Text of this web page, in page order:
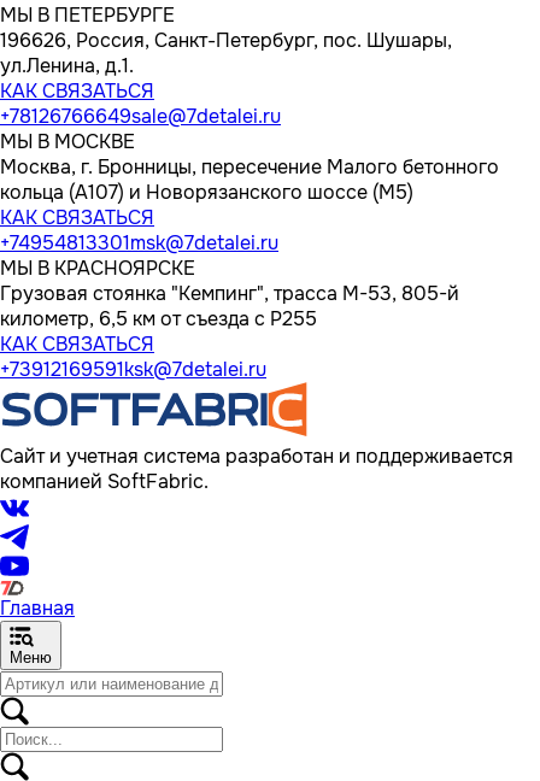
МЫ В ПЕТЕРБУРГЕ
196626, Россия, Санкт-Петербург, пос. Шушары,
ул.Ленина, д.1.
КАК СВЯЗАТЬСЯ
+78126766649sale@7detalei.ru
МЫ В МОСКВЕ
Москва, г. Бронницы, пересечение Малого бетонного
кольца (А107) и Новорязанского шоссе (М5)
КАК СВЯЗАТЬСЯ
+74954813301msk@7detalei.ru
МЫ В КРАСНОЯРСКЕ
Грузовая стоянка "Кемпинг", трасса M-53, 805-й
километр, 6,5 км от съезда с Р255
КАК СВЯЗАТЬСЯ
+73912169591ksk@7detalei.ru
Сайт и учетная система разработан и поддерживается
компанией SoftFabric.
Главная
Меню